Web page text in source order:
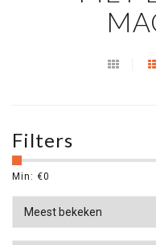
Filters
Min: €0